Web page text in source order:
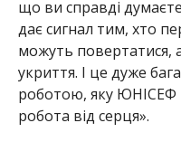
що ви справді
дає сигнал тим, хто
можуть повертатися,
укриття. І це дуже
роботою, яку ЮНІСЕФ
робота від серця».